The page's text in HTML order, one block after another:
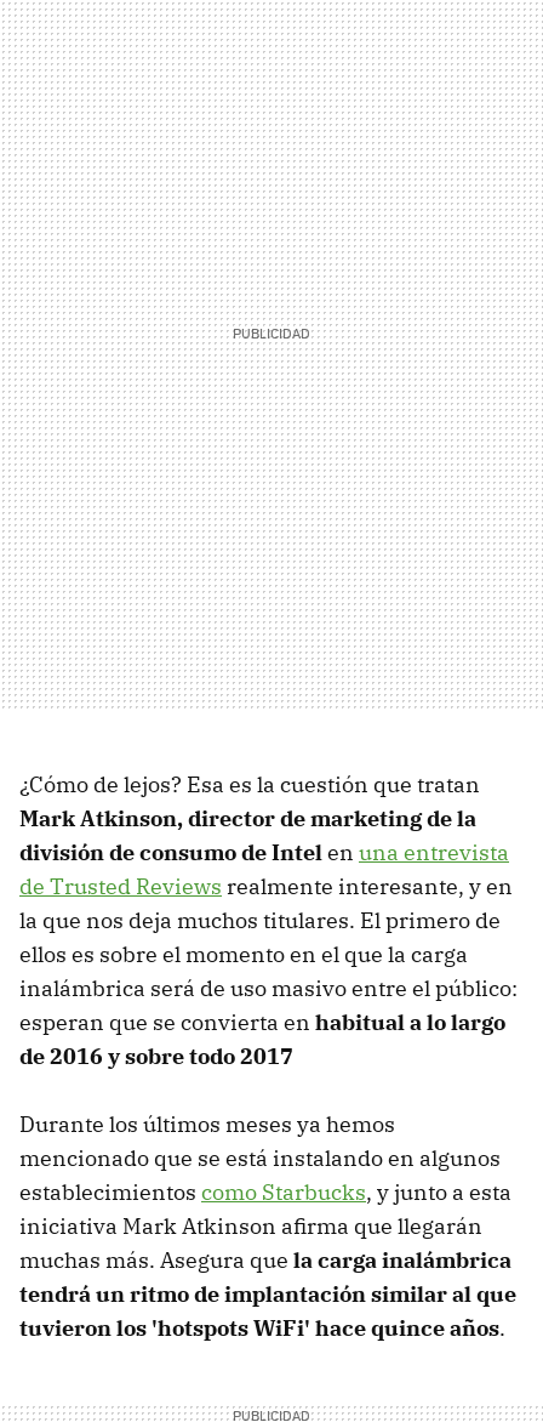
¿Cómo de lejos? Esa es la cuestión que tratan
Mark Atkinson, director de marketing de la
división de consumo de Intelen una entrevista
de Trusted Reviews realmente interesante, y en
la que nos deja muchos titulares. El primero de
ellos es sobre el momento en el que la carga
inalámbrica será de uso masivo entre el público:
esperan que se convierta en habitual a lo largo
de 2016 y sobre todo 2017
Durante los últimos meses ya hemos
mencionado que se está instalando en algunos
establecimientos como Starbucks, y junto a esta
iniciativa Mark Atkinson afirma que llegarán
muchas más. Asegura que la carga inalámbrica
tendrá un ritmo de implantación similar al que
tuvieron los 'hotspots WiFi' hace quince años.